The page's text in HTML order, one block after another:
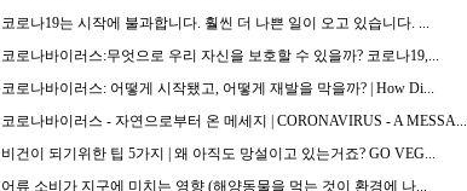
코로나19는 시작에 불과합니다. 훨씬 더 나쁜 일이 오고 있습니다. ...
코로나바이러스:무엇으로 우리 자신을 보호할 수 있을까? 코로나19,...
코로나바이러스: 어떻게 시작됐고, 어떻게 재발을 막을까? | How Di...
코로나바이러스 - 자연으로부터 온 메세지 | CORONAVIRUS - A MESSA...
비건이 되기위한 팁 5가지 | 왜 아직도 망설이고 있는거죠? GO VEG...
어류 소비가 지구에 미치는 영향 (해양동물을 먹는 것이 환경에 나...